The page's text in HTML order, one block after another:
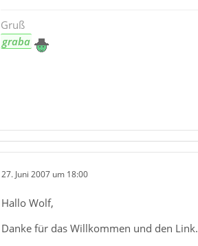
Gruß
graba
27. Juni 2007 um 18:00
Hallo Wolf,
Danke für das Willkommen und den Link.